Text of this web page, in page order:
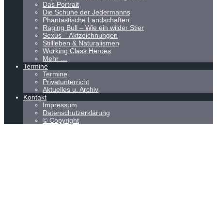
Das Portrait
Die Schuhe der Jedermanns
Phantastische Landschaften
Raging Bull – Wie ein wilder Stier
Sexus – Aktzeichnungen
Stillleben & Naturalismen
Working Class Heroes
Mehr …
Termine
Termine
Privatunterricht
Aktuelles u. Archiv
Kontakt
Impressum
Datenschutzerklärung
© Copyright